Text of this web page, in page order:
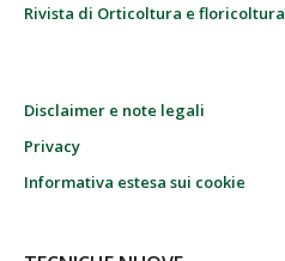
Rivista di Orticoltura e floricoltura
Disclaimer e note legali
Privacy
Informativa estesa sui cookie